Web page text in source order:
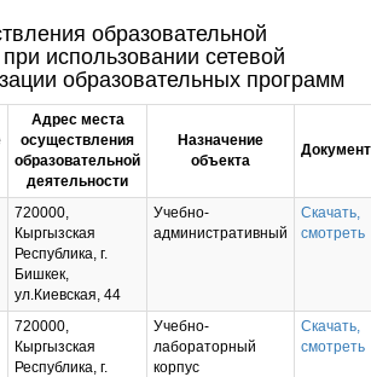
образовательной
использовании сетевой
образовательных программ
Адрес места
осуществления
образовательной
деятельности
Назначение
объекта
720000,
Кыргызская
Республика, г.
Бишкек,
ул.Киевская, 44
Учебно-
административный
Скачать,
смотреть
720000,
Кыргызская
Республика, г.
Учебно-
лабораторный
корпус
Скачать,
смотреть